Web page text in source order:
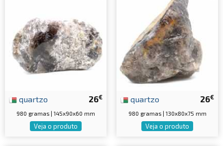
26€
quartzo
980 gramas | 145x90x60 mm
Veja o produto
26€
quartzo
980 gramas | 130x80x75 mm
Veja o produto